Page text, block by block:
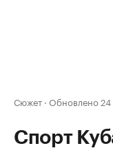
Сюжет · Обновлено 24
Спорт